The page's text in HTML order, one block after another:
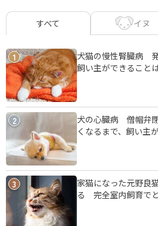
すべて イヌ
1
犬猫の慢性腎臓病 発
飼い主ができること
2
犬の心臓病 僧帽弁
くなるまで、飼い主
3
家猫になった元野良
る 完全室内飼育で